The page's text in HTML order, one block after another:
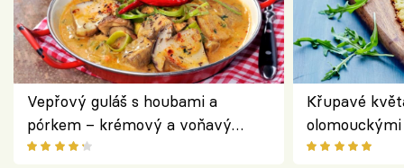
Vepřový guláš s houbami a
pórkem – krémový a voňavý
pokrm z jednoho hrnce
Křupavé
bezlepkový